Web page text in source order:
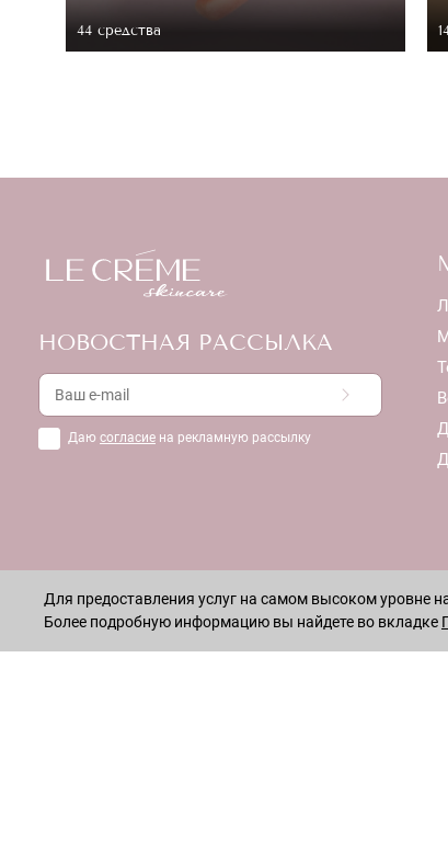
44 средствa
НОВОСТНАЯ РАССЫЛКА
Даю согласие на рекламную рассылку
ОСТАВАЙТЕСЬ НА СВЯЗИ!
Для предоставления услуг на самом высоком уровне
Более подробную информацию вы найдете во вкладке